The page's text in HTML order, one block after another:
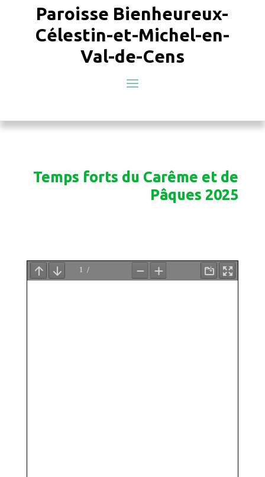
Paroisse Bienheureux-
Célestin-et-Michel-en-
Val-de-Cens
Temps forts du Carême et de
Pâques 2025